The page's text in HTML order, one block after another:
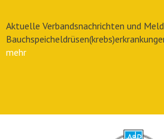
Aktuelle Verbandsnachrichten und
mehr